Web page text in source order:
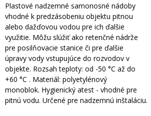
Plastové nadzemné samonosné nádoby
vhodné k predzásobeniu objektu pitnou
alebo dažďovou vodou pre ich ďalšie
využitie. Môžu slúžiť ako retenčné nádrže
pre posilňovacie stanice či pre ďalšie
úpravy vody vstupujúce do rozvodov v
objekte. Rozsah teploty: od -50 °C až do
+60 °C . Materiál: polyetylénový
monoblok. Hygienický atest - vhodné pre
pitnú vodu. Určené pre nadzemnú inštaláciu.